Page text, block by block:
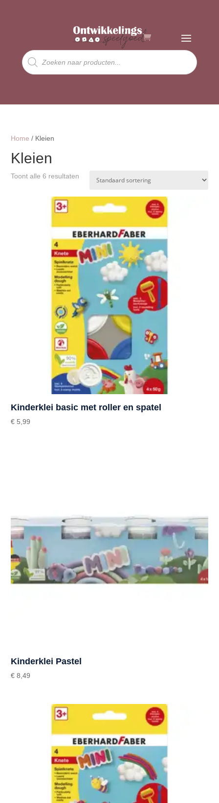
Producten
zoeken
Home / Kleien
Kleien
Toont alle 6 resultaten
Kinderklei basic met roller en spatel
€ 5,99
Kinderklei Pastel
€ 8,49